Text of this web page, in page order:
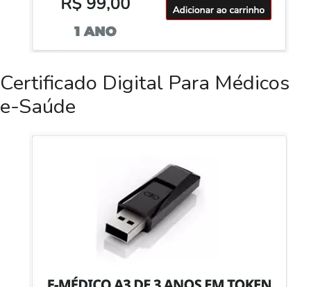
Certificado Digital Para Médicos
e-Saúde